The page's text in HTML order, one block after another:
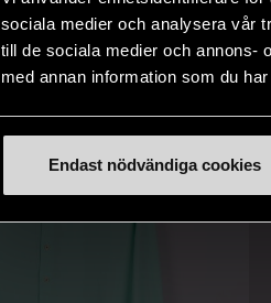
sociala medier och analysera vår
till de sociala medier och annons-
med annan information som du
Endast nödvändiga cookies